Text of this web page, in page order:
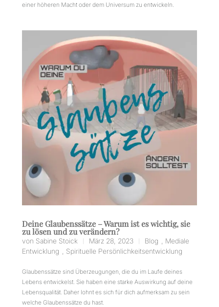
einer höheren Macht oder dem Universum zu entwickeln.
Deine Glaubenssätze – Warum ist es wichtig, sie
zu lösen und zu verändern?
von Sabine Stoick März 28, 2023 Blog
Mediale
Entwicklung
Spirituelle Persönlichkeitsentwicklung
Glaubenssätze sind Überzeugungen, die du im Laufe deines
Lebens entwickelst. Sie haben eine starke Auswirkung auf deine
Lebensqualität. Daher lohnt es sich für dich aufmerksam zu sein
welche Glaubenssätze du hast.